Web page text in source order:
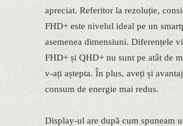
apreciat. Referitor la rezoluție,
FHD+ este nivelul ideal pe un
asemenea dimensiuni. Diferențele
FHD+ și QHD+ nu sunt pe atât de
v-ați aștepta. În plus, aveți și
consum de energie mai redus.
Display-ul are după cum spuneam